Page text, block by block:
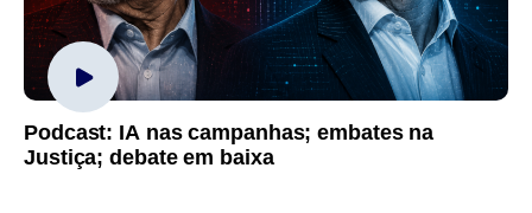
Podcast: IA nas campanhas; embates na
Justiça; debate em baixa